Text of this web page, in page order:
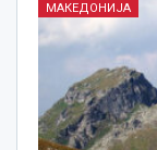
МАКЕДОНИЈА